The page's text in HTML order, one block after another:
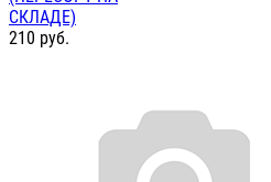
СКЛАДЕ)
210 руб.